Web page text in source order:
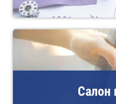
Салон